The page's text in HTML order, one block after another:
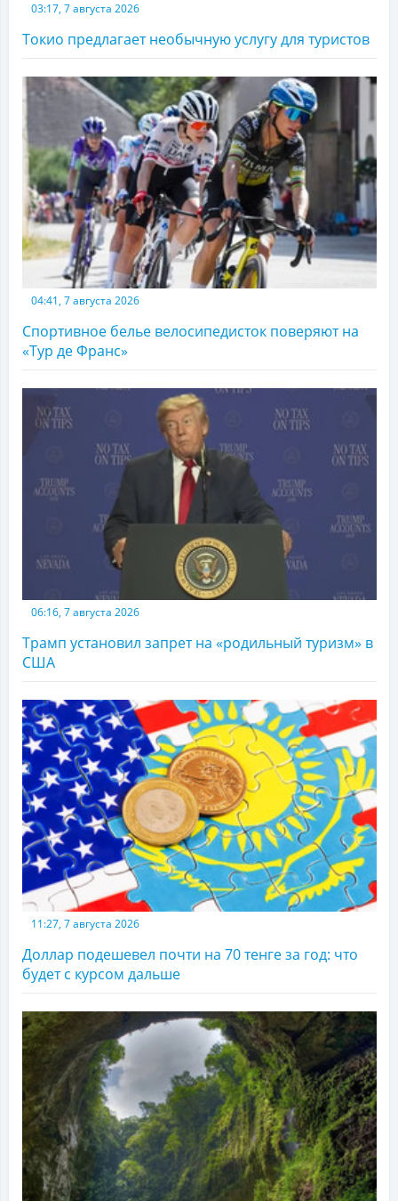
03:17, 7 августа 2026
Токио предлагает необычную услугу для туристов
04:41, 7 августа 2026
Спортивное белье велосипедисток поверяют на
«Тур де Франс»
06:16, 7 августа 2026
Трамп установил запрет на «родильный туризм» в
США
11:27, 7 августа 2026
Доллар подешевел почти на 70 тенге за год: что
будет с курсом дальше